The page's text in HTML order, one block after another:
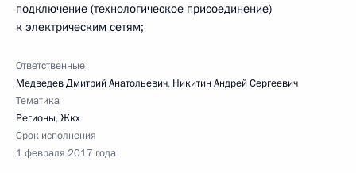
подключение (технологическое присоединение)
к электрическим сетям;
Ответственные
Медведев Дмитрий Анатольевич, Никитин Андрей Сергеевич
Тематика
Регионы,Жкх
Срок исполнения
1 февраля 2017 года